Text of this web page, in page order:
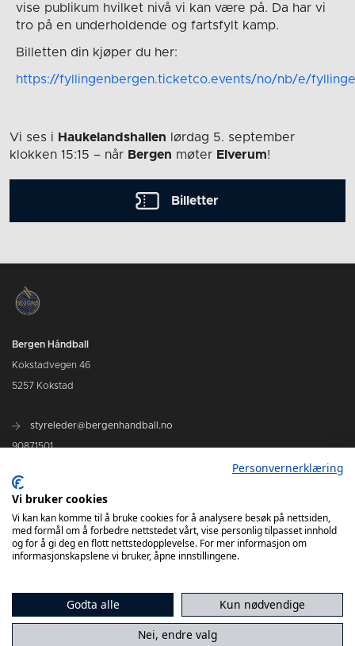
vise publikum hvilket nivå vi kan være på. Da har vi
tro på en underholdende og fartsfylt kamp.
Billetten din kjøper du her:
https://fyllingenbergen.ticketco.events/no/nb/e/
Vi ses i Haukelandshallen lørdag 5. september
klokken 15:15 – når Bergen møter Elverum!
Billetter
Bergen Håndball
Kokstadvegen 46
5257 Kokstad
styreleder@bergenhandball.no
90871501
Kamper Bergen Håndball
Personvernerklæring
Vi bruker cookies
Vi kan kan komme til å bruke cookies for å analysere besøk på nettsiden,
med formål om å forbedre nettstedet vårt, vise personlig tilpasset innhold
og for å gi deg en flott nettstedopplevelse. For mer informasjon om
informasjonskapslene vi bruker, åpne innstillingene.
Godta alle
Kun nødvendige
Nei, endre valg